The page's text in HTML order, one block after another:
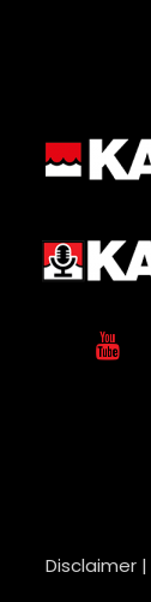
Disclaimer |